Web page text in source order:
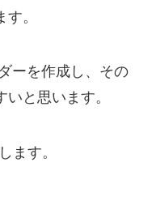
。
ーを作成し、その
と思います。
ます。